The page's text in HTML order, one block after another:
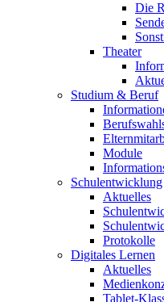
Die
Theater
Studium & Beruf
Module
Schulentwicklung
Aktuelles
Protokolle
Digitales Lernen
Aktuelles
Tablet-